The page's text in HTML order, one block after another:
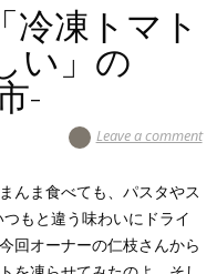
冷凍トマト
い」の
-
Leave a comment
んま食べても、パスタやス
もと違う味わいにドライ
回オーナーの仁枝さんから